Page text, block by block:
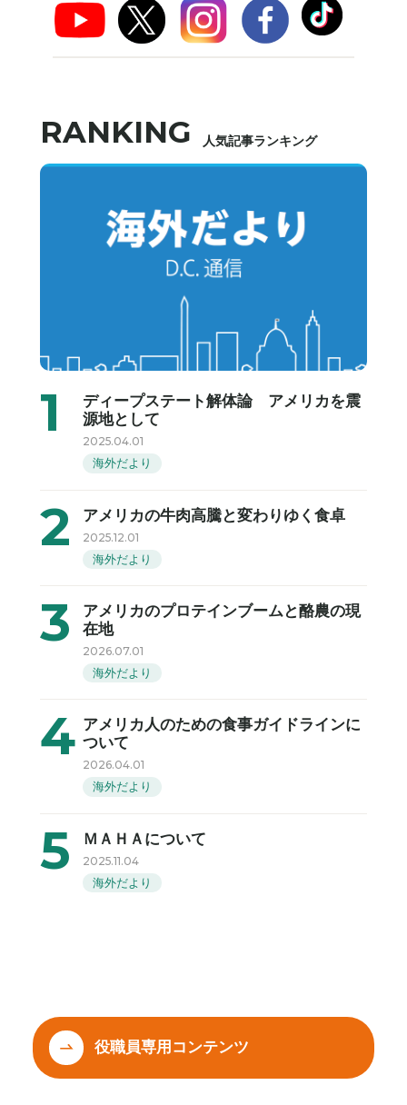
RANKING 人気記事ランキング
ディープステート解体論 アメリカを震
源地として
2025.04.01
海外だより
アメリカの牛肉高騰と変わりゆく食卓
2025.12.01
海外だより
アメリカのプロテインブームと酪農の現
在地
2026.07.01
海外だより
アメリカ人のための食事ガイドラインに
ついて
2026.04.01
海外だより
ＭＡＨＡについて
2025.11.04
海外だより
役職員専用コンテンツ